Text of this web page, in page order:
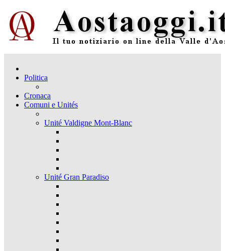
Politica
Cronaca
Comuni e Unités
Unité Valdigne Mont-Blanc
Unité Gran Paradiso